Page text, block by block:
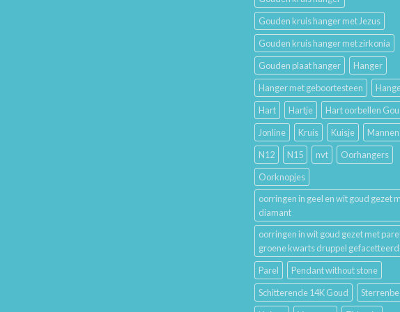
Gouden kruis hanger met Jezus
Gouden kruis hanger met zirkonia
Gouden plaat hanger
Hanger
Hanger met geboortesteen
Hart
Hartje
Hart oorbellen
Jonline
Kruis Kuisje
Mannen
N12
N15 nvt
Oorhangers
Oorknopjes
oorringen in geel en wit goud gezet
diamant
oorringen in wit goud gezet met
groene kwarts druppel gefacetteerd
Parel
Pendant without stone
Schitterende 14K Goud